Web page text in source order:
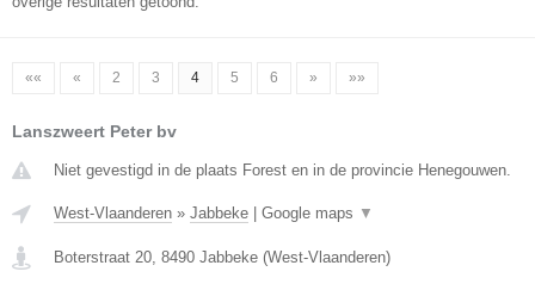
«« « 2 3 4 5 6 » »»
Lanszweert Peter bv
Niet gevestigd in de plaats Forest en in de provincie Henegouwen.
West-Vlaanderen » Jabbeke Google maps ▼
Boterstraat 20, 8490 Jabbeke (West-Vlaanderen)